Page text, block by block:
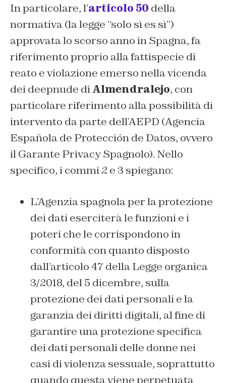
In particolare, l’articolo 50 della
normativa (la legge “solo sì es sì”)
approvata lo scorso anno in Spagna, fa
riferimento proprio alla fattispecie di
reato e violazione emerso nella vicenda
dei deepnude diAlmendralejo, con
particolare riferimento alla possibilità di
intervento da parte dell’AEPD (Agencia
Española de Protección de Datos, ovvero
il Garante Privacy Spagnolo). Nello
specifico, i commi 2 e 3 spiegano:
L’Agenzia spagnola per la protezione
dei dati eserciterà le funzioni e i
poteri che le corrispondono in
conformità con quanto disposto
dall’articolo 47 della Legge organica
3/2018, del 5 dicembre, sulla
protezione dei dati personali e la
garanzia dei diritti digitali, al fine di
garantire una protezione specifica
dei dati personali delle donne nei
casi di violenza sessuale, soprattutto
quando questa viene perpetuata